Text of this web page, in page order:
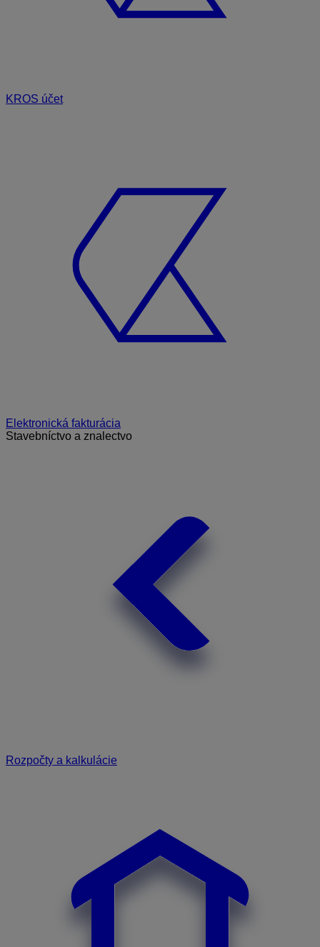
KROS účet
Elektronická fakturácia
Stavebníctvo a znalectvo
Rozpočty a kalkulácie